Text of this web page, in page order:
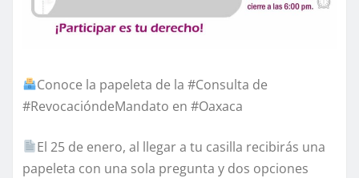
Conoce la papeleta de la #Consulta de
#RevocacióndeMandato en #Oaxaca
El 25 de enero, al llegar a tu casilla recibirás una
papeleta con una sola pregunta y dos opciones